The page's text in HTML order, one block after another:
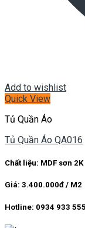
Add to wishlist
Quick View
Tủ Quần Áo
Tủ Quần Áo QA016
Chất liệu: MDF sơn 2K
Giá: 3.400.000đ / M2
Hotline: 0934 933